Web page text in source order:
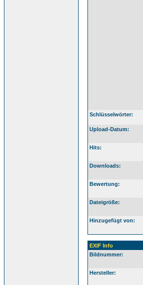
Schlüsselwörter:
Upload-Datum:
Hits:
Downloads:
Bewertung:
Dateigröße:
Hinzugefügt von:
EXIF Info
Bildnummer:
Hersteller: